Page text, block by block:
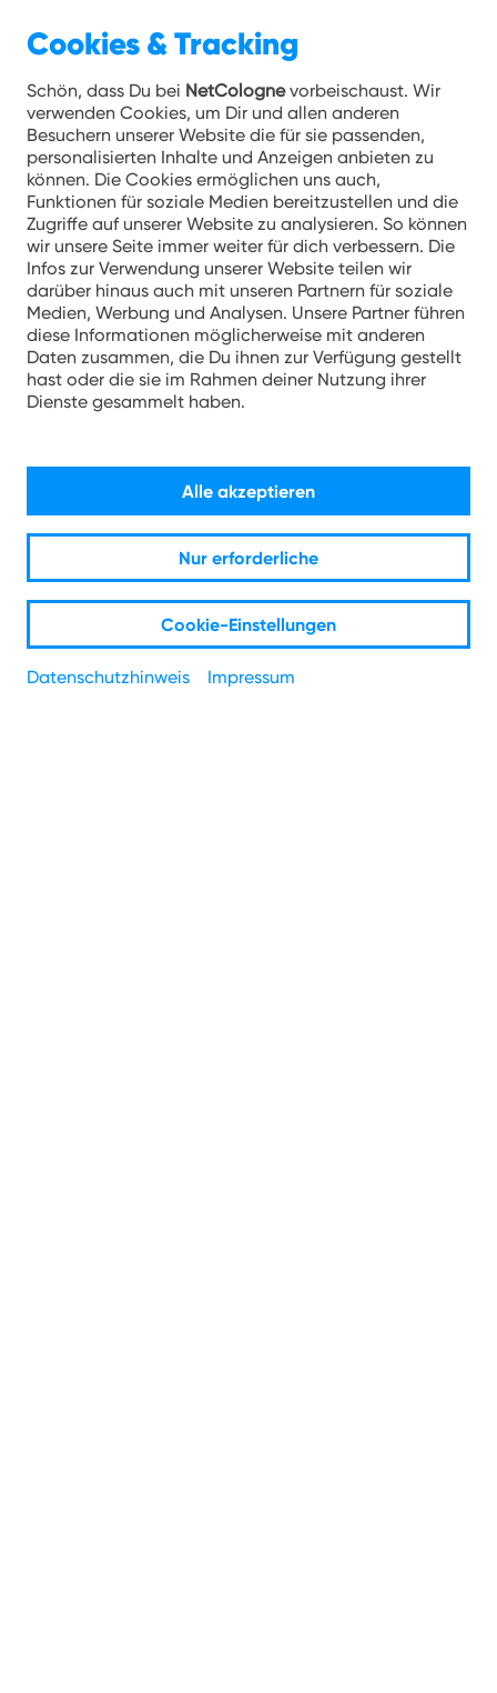
Cookies & Tracking
Schön, dass Du bei NetColognevorbeischaust. Wir
verwenden Cookies, um Dir und allen anderen
Besuchern unserer Website die für sie passenden,
personalisierten Inhalte und Anzeigen anbieten zu
können. Die Cookies ermöglichen uns auch,
Funktionen für soziale Medien bereitzustellen und die
Zugriffe auf unserer Website zu analysieren. So können
wir unsere Seite immer weiter für dich verbessern. Die
Infos zur Verwendung unserer Website teilen wir
darüber hinaus auch mit unseren Partnern für soziale
Medien, Werbung und Analysen. Unsere Partner führen
diese Informationen möglicherweise mit anderen
Daten zusammen, die Du ihnen zur Verfügung gestellt
hast oder die sie im Rahmen deiner Nutzung ihrer
Dienste gesammelt haben.
Cookie-Einstellungen
Nur erforderliche
Alle akzeptieren
Datenschutzhinweis Impressum
Hotspot
Willkommen bei den öffentlichen WLAN
Angeboten von NetCologne. Viel Spaß